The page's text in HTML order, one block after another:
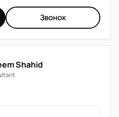
Звонок
Shahid